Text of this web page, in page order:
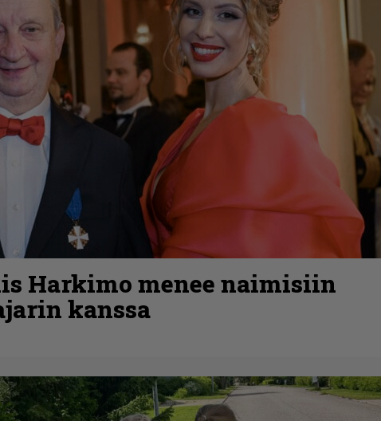
Harkimo menee naimisiin
kanssa